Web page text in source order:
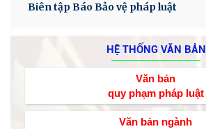
Biên tập Báo Bảo vệ pháp luật
HỆ THỐNG VĂN BẢN
Văn bản
quy phạm pháp luật
Văn bản ngành